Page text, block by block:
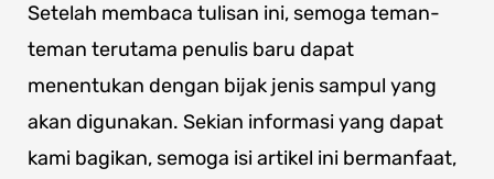
Setelah membaca tulisan ini, semoga teman-
teman terutama penulis baru dapat
menentukan dengan bijak jenis sampul yang
akan digunakan. Sekian informasi yang dapat
kami bagikan, semoga isi artikel ini bermanfaat,